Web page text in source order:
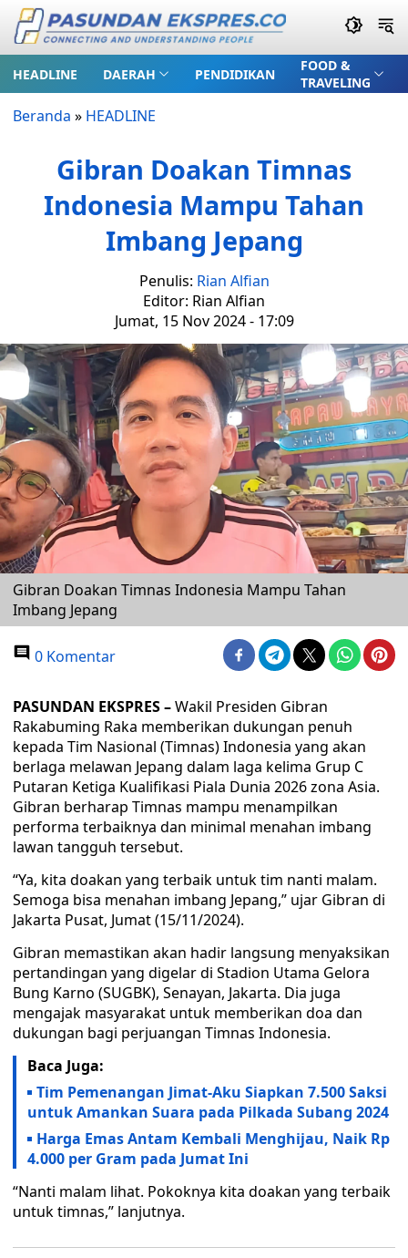
HEADLINE DAERAH PENDIDIKAN
FOOD &
TRAVELING
Beranda » HEADLINE
Gibran Doakan Timnas
Indonesia Mampu Tahan
Imbang Jepang
Penulis: Rian Alfian
Editor: Rian Alfian
Jumat, 15 Nov 2024 - 17:09
Gibran Doakan Timnas Indonesia Mampu Tahan
Imbang Jepang
0 Komentar
PASUNDAN EKSPRES –Wakil Presiden Gibran
Rakabuming Raka memberikan dukungan penuh
kepada Tim Nasional (Timnas) Indonesia yang akan
berlaga melawan Jepang dalam laga kelima Grup C
Putaran Ketiga Kualifikasi Piala Dunia 2026 zona Asia.
Gibran berharap Timnas mampu menampilkan
performa terbaiknya dan minimal menahan imbang
lawan tangguh tersebut.
“Ya, kita doakan yang terbaik untuk tim nanti malam.
Semoga bisa menahan imbang Jepang,” ujar Gibran di
Jakarta Pusat, Jumat (15/11/2024).
Gibran memastikan akan hadir langsung menyaksikan
pertandingan yang digelar di Stadion Utama Gelora
Bung Karno (SUGBK), Senayan, Jakarta. Dia juga
mengajak masyarakat untuk memberikan doa dan
dukungan bagi perjuangan Timnas Indonesia.
Baca Juga:
Tim Pemenangan Jimat-Aku Siapkan 7.500 Saksi
untuk Amankan Suara pada Pilkada Subang 2024
Harga Emas Antam Kembali Menghijau, Naik Rp
4.000 per Gram pada Jumat Ini
“Nanti malam lihat. Pokoknya kita doakan yang terbaik
untuk timnas,” lanjutnya.